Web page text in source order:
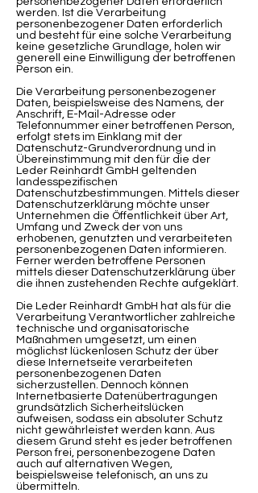
werden. Ist die Verarbeitung
personenbezogener Daten erforderlich
und besteht für eine solche Verarbeitung
keine gesetzliche Grundlage, holen wir
generell eine Einwilligung der betroffenen
Person ein.
Die Verarbeitung personenbezogener
Daten, beispielsweise des Namens, der
Anschrift, E-Mail-Adresse oder
Telefonnummer einer betroffenen Person,
erfolgt stets im Einklang mit der
Datenschutz-Grundverordnung und in
Übereinstimmung mit den für die der
Leder Reinhardt GmbH geltenden
landesspezifischen
Datenschutzbestimmungen. Mittels dieser
Datenschutzerklärung möchte unser
Unternehmen die Öffentlichkeit über Art,
Umfang und Zweck der von uns
erhobenen, genutzten und verarbeiteten
personenbezogenen Daten informieren.
Ferner werden betroffene Personen
mittels dieser Datenschutzerklärung über
die ihnen zustehenden Rechte aufgeklärt.
Die Leder Reinhardt GmbH hat als für die
Verarbeitung Verantwortlicher zahlreiche
technische und organisatorische
Maßnahmen umgesetzt, um einen
möglichst lückenlosen Schutz der über
diese Internetseite verarbeiteten
personenbezogenen Daten
sicherzustellen. Dennoch können
Internetbasierte Datenübertragungen
grundsätzlich Sicherheitslücken
aufweisen, sodass ein absoluter Schutz
nicht gewährleistet werden kann. Aus
diesem Grund steht es jeder betroffenen
Person frei, personenbezogene Daten
auch auf alternativen Wegen,
beispielsweise telefonisch, an uns zu
übermitteln.